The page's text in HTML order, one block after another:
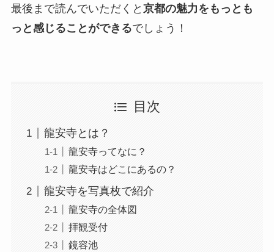
最後まで読んでいただくと 京都の魅力をもっとも
っと感じることができるでしょう！
目次
龍安寺とは？
龍安寺ってなに？
龍安寺はどこにあるの？
龍安寺を写真枚で紹介
龍安寺の全体図
拝観受付
鏡容池